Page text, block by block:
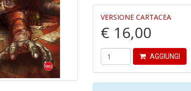
VERSIONE CARTACEA
€ 16,00
AGGIUNGI